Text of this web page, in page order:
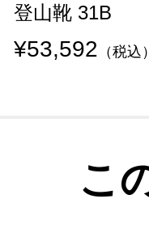
登山靴 31B
¥53,592 （税込）
こ